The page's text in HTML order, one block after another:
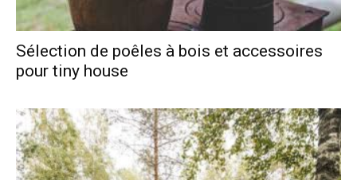
Sélection de poêles à bois et accessoires
pour tiny house